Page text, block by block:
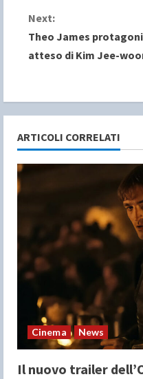
n
t
n
u
e
a
d
n
g
Next:
Theo James
atteso di Kim Jee-
ARTICOLI CORRELATI
Cinema News
Il nuovo trailer